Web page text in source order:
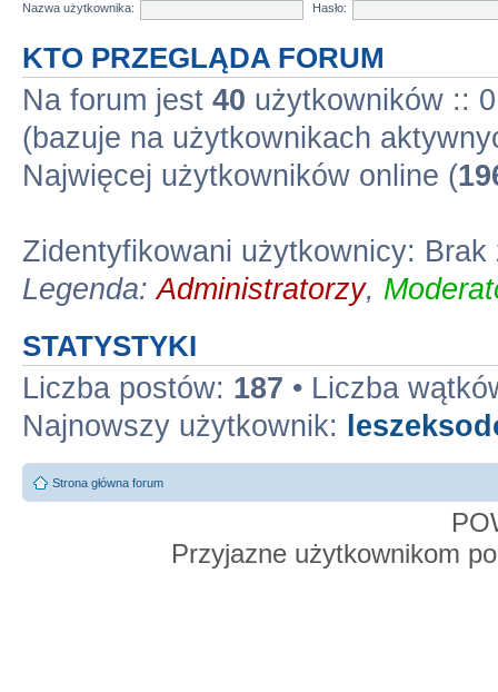
Nazwa użytkownika:
Hasło:
KTO PRZEGLĄDA FORUM
Na forum jest 40 użytkowników ::
(bazuje na użytkownikach
Najwięcej użytkowników online (
Zidentyfikowani użytkownicy:
Legenda:Administratorzy,
STATYSTYKI
Liczba postów: 187 • Liczba
Najnowszy użytkownik:
Strona główna forum
Przyjazne użytkownikom